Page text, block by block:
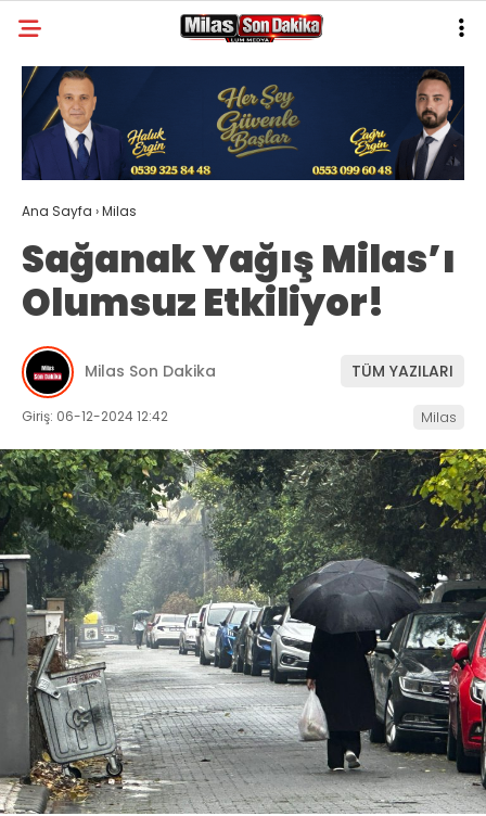
WhatsApp
İhbar Hattı
Facebook
30
GALERİ YAZARLAR
MILAS
MUĞLA’DAN
ASAYIŞ
GÜNDEM
EKONOMI
SPOR
GENEL
İLETIŞIM
KÜNYE
Ana Sayfa ›Milas
Sağanak Yağış Milas’ı
Olumsuz Etkiliyor!
Milas Son Dakika TÜM YAZILARI
Giriş: 06-12-2024 12:42 Milas